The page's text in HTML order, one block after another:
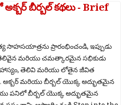
బీర్బల్ కథలు - Brief
ప్రారంభించండి, ఇప్పుడు
మరియు చమత్కారమైన సభికుడు
హాస్యం, తెలివి మరియు లోతైన జీవిత
మరియు బీర్బల్ యొక్క అద్భుతమైన
పనిలో బీర్బల్ యొక్క అద్భుతమైన